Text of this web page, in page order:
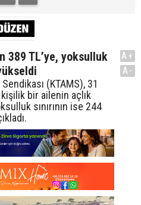
389 TL’ye, yoksulluk
(KTAMS), 31
bir ailenin açlık
sınırının ise 244
A+
A-